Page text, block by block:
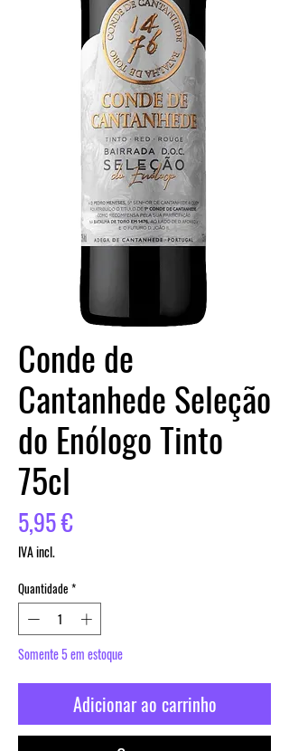
Conde de
Cantanhede Seleção
do Enólogo Tinto
75cl
5,95 €Preço
IVA incl.
Quantidade *
Somente 5 em estoque
Adicionar ao carrinho